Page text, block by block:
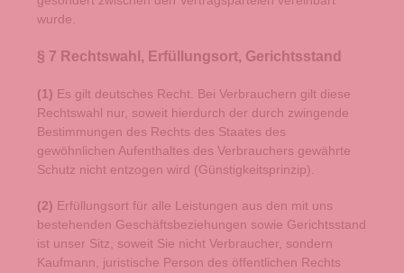
wurde.
§ 7 Rechtswahl, Erfüllungsort, Gerichtsstand
(1) Es gilt deutsches Recht. Bei Verbrauchern gilt diese
Rechtswahl nur, soweit hierdurch der durch zwingende
Bestimmungen des Rechts des Staates des
gewöhnlichen Aufenthaltes des Verbrauchers gewährte
Schutz nicht entzogen wird (Günstigkeitsprinzip).
(2) Erfüllungsort für alle Leistungen aus den mit uns
bestehenden Geschäftsbeziehungen sowie Gerichtsstand
ist unser Sitz, soweit Sie nicht Verbraucher, sondern
Kaufmann, juristische Person des öffentlichen Rechts